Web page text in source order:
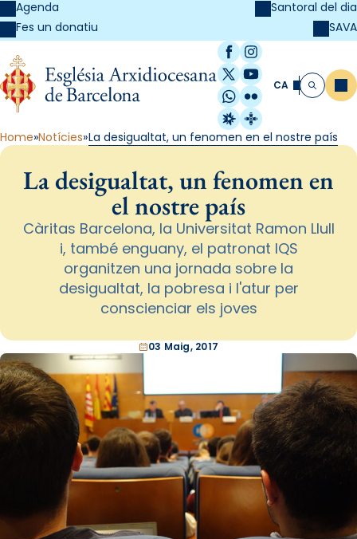
Agenda
Fes un donatiu
Santoral del dia
SAVA
Facebook
Instagram
X / Twitter
YouTube
WhatsApp
Flickr
Radio Estel
Catalunya
CA Cerca
Home Notícies La desigualtat, un fenomen en el nostre país
La desigualtat, un fenomen en
el nostre país
Càritas Barcelona, la Universitat Ramon Llull
i, també enguany, el patronat IQS
organitzen una jornada sobre la
desigualtat, la pobresa i l'atur per
conscienciar els joves
03 Maig, 2017